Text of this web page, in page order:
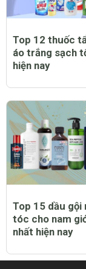
Top 12 thuốc
áo trắng sạch
hiện nay
Top 15 dầu gội
tóc cho nam
nhất hiện nay